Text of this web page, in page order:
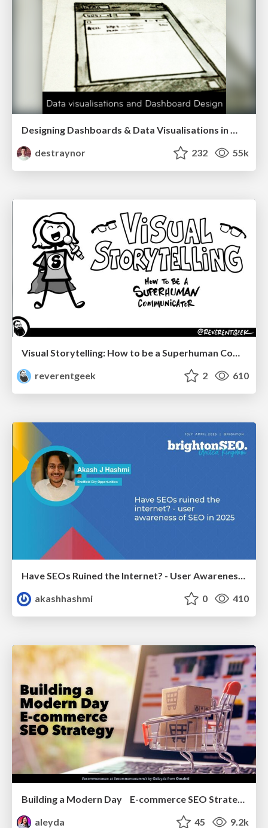
destraynor
232 55k
Visual Storytelling: How to be a Superhuman Communicator
reverentgeek
2 610
Have SEOs Ruined the Internet? - User Awareness of SEO in 2025
akashhashmi
0 410
aleyda
45 9.2k